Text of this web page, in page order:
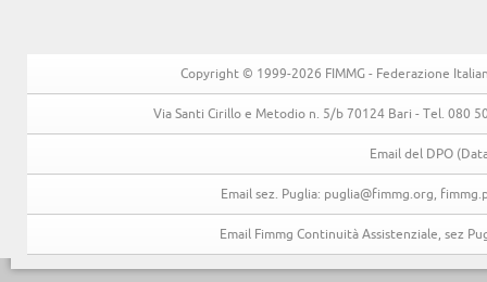
Copyright © 1999-2026 FIMMG - Federazione
Via Santi Cirillo e Metodio n. 5/b 70124 Bari - Tel. 080
Email del DPO
Email sez. Puglia: puglia@fimmg.org,
Email Fimmg Continuità Assistenziale, sez